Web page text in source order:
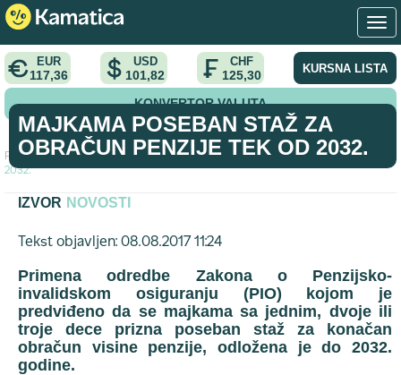
EUR
117,36
USD
101,82
CHF
125,30 KURSNA LISTA
KONVERTOR VALUTA
Početna > vest >
Majkama poseban staž za obračun penzije tek od
2032.
MAJKAMA POSEBAN STAŽ ZA
OBRAČUN PENZIJE TEK OD 2032.
IZVOR NOVOSTI
Tekst objavljen: 08.08.2017 11:24
Primena odredbe Zakona o Penzijsko-
invalidskom osiguranju (PIO) kojom je
predviđeno da se majkama sa jednim, dvoje ili
troje dece prizna poseban staž za konačan
obračun visine penzije, odložena je do 2032.
godine.